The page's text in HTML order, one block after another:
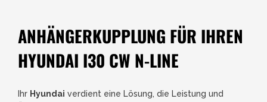
ANHÄNGERKUPPLUNG FÜR IHREN
HYUNDAI I30 CW N-LINE
Ihr Hyundai verdient eine Lösung, die Leistung und